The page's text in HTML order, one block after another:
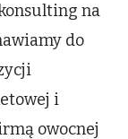
na
do
i
owocnej